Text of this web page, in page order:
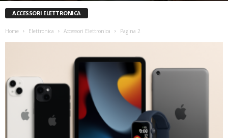
ACCESSORI ELETTRONICA
Home Elettronica Accessori Elettronica Pagina 2